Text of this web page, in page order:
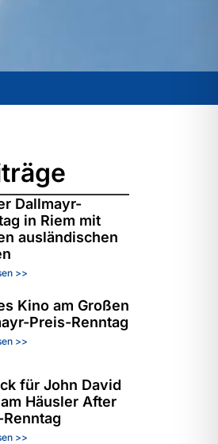
Dallmayr-
in Riem mit
ausländischen
>>
Kino am Großen
Preis-Renntag
>>
für John David
Häusler After
>>